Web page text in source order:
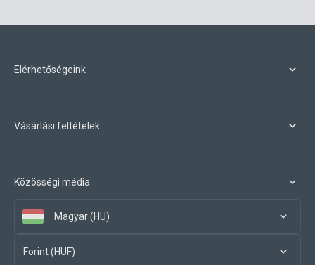
Elérhetőségeink
Vásárlási feltételek
Közösségi média
Magyar (HU)
Forint (HUF)